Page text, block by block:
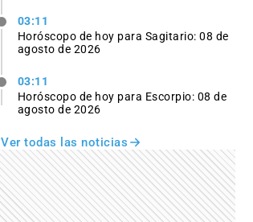
03:11
Horóscopo de hoy para Sagitario: 08 de
agosto de 2026
03:11
Horóscopo de hoy para Escorpio: 08 de
agosto de 2026
Ver todas las noticias